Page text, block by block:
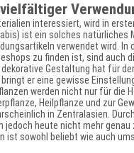
interessiert, wird in
ist ein solches natürliches
verwendet wird.
zu finden ist, sind
Gestaltung hat für
er eine gewisse
werden nicht nur für die
Heilpflanze und zur
in Zentralasien.
jedoch heute nicht mehr
ist sowohl beliebt wie auch